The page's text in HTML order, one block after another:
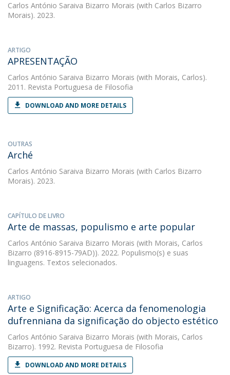
Carlos António Saraiva Bizarro Morais (with Carlos Bizarro
Morais). 2023.
ARTIGO
APRESENTAÇÃO
Carlos António Saraiva Bizarro Morais (with Morais, Carlos).
2011. Revista Portuguesa de Filosofia
DOWNLOAD AND MORE DETAILS
OUTRAS
Arché
Carlos António Saraiva Bizarro Morais (with Carlos Bizarro
Morais). 2023.
CAPÍTULO DE LIVRO
Arte de massas, populismo e arte popular
Carlos António Saraiva Bizarro Morais (with Morais, Carlos
Bizarro (8916-8915-79AD)). 2022. Populismo(s) e suas
linguagens. Textos selecionados.
ARTIGO
Arte e Significação: Acerca da fenomenologia
dufrenniana da significação do objecto estético
Carlos António Saraiva Bizarro Morais (with Morais, Carlos
Bizarro). 1992. Revista Portuguesa de Filosofia
DOWNLOAD AND MORE DETAILS